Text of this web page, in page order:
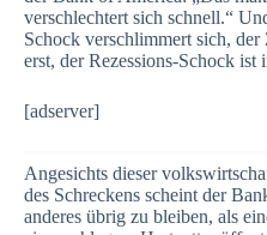
verschlechtert sich schnell.“
Schock verschlimmert sich,
erst, der Rezessions-Schock ist
[adserver]
Angesichts dieser
des Schreckens scheint der
anderes übrig zu bleiben, als